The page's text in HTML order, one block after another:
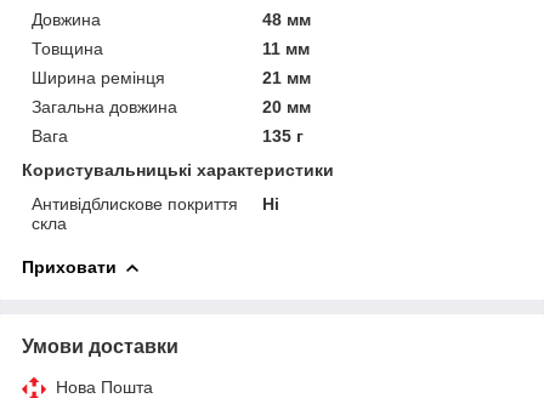
Довжина
48 мм
Товщина
11 мм
Ширина ремінця
21 мм
Загальна довжина
20 мм
Вага
135 г
Користувальницькі характеристики
Антивідблискове покриття
скла
Ні
Приховати
Умови доставки
Нова Пошта